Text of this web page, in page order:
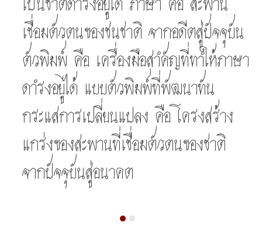
เชื่อมตัวตนของชนชาติ จากอดีตสู่ปัจจุบัน
ตัวพิมพ์ คือ เครื่องมือสำคัญที่ทำให้ภาษา
ดำรงอยู่ได้ แบบตัวพิมพ์ที่พัฒนาทัน
กระแสการเปลี่ยนแปลง คือ โครงสร้าง
แกร่งของสะพานที่เชื่อมตัวตนของชาติ
จากปัจจุบันสู่อนาคต